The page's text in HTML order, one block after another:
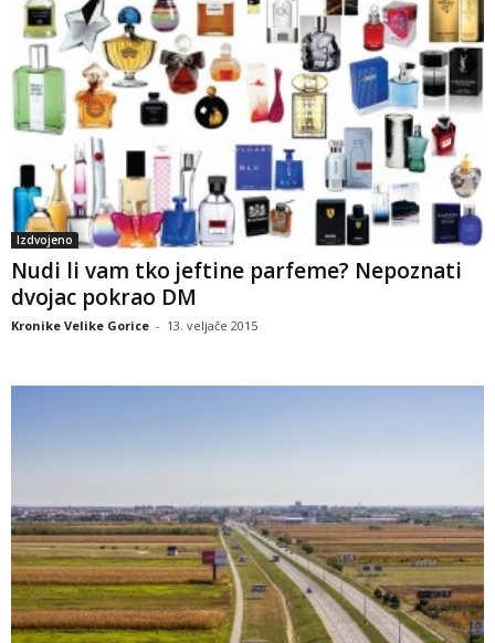
Izdvojeno
Nudi li vam tko jeftine parfeme? Nepoznati
dvojac pokrao DM
Kronike Velike Gorice - 13. veljače 2015